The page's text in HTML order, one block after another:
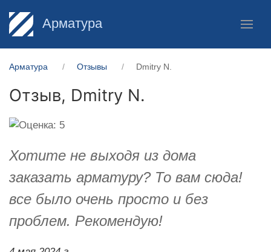
Арматура
Арматура Отзывы ​Dmitry N.
Отзыв, ​Dmitry N.
Хотите не выходя из дома
заказать арматуру? То вам сюда!
все было очень просто и без
проблем. Рекомендую!